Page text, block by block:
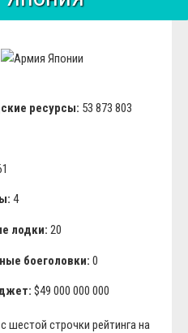
ресурсы: 53 873 803
4
лодки: 20
боеголовки: 0
$49 000 000 000
шестой строчки рейтинга на